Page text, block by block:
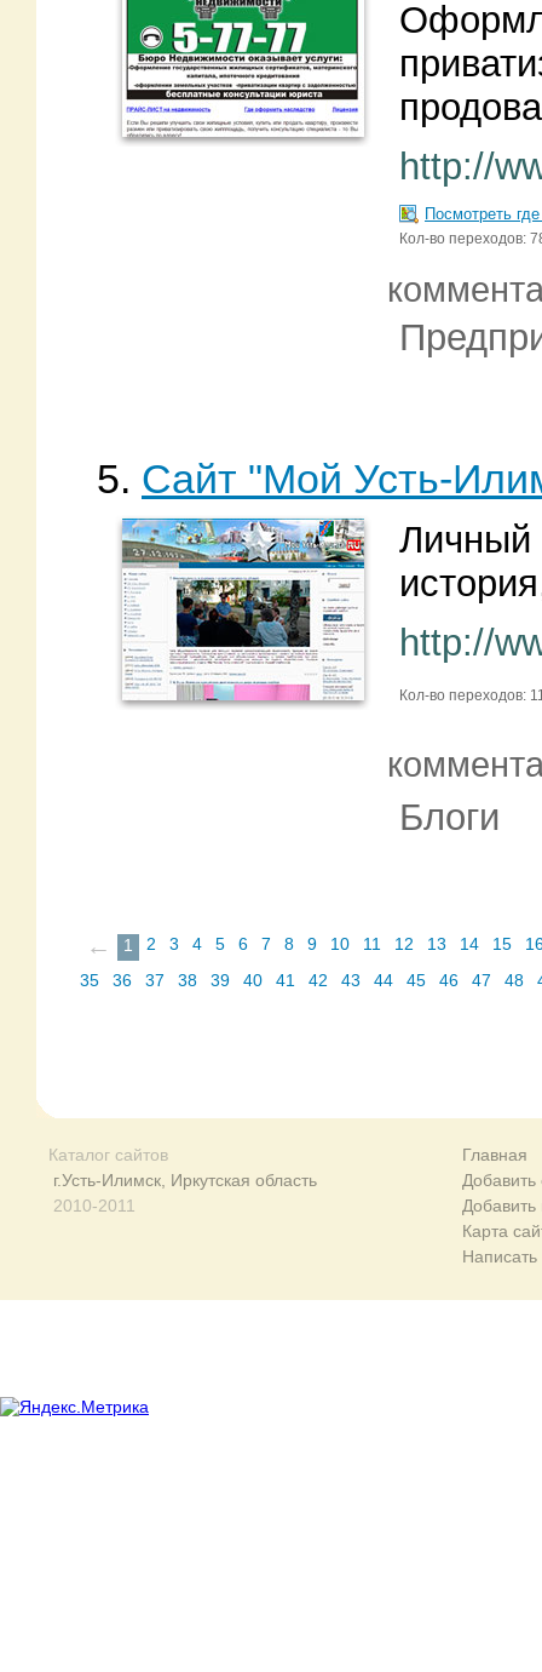
http://
Посмотреть
Кол-во переходов:
5. Сайт "Мой Усть-
Личный
http://
Кол-во переходов:
Блоги
← 1 2 3 4 5 6 7 8 9 10 11 12 13 14 15
35
36 37 38 39 40 41 42 43 44 45 46 47 48
Каталог сайтов
г.Усть-Илимск, Иркутская область
2010-2011
Главная
Добавить
Карта